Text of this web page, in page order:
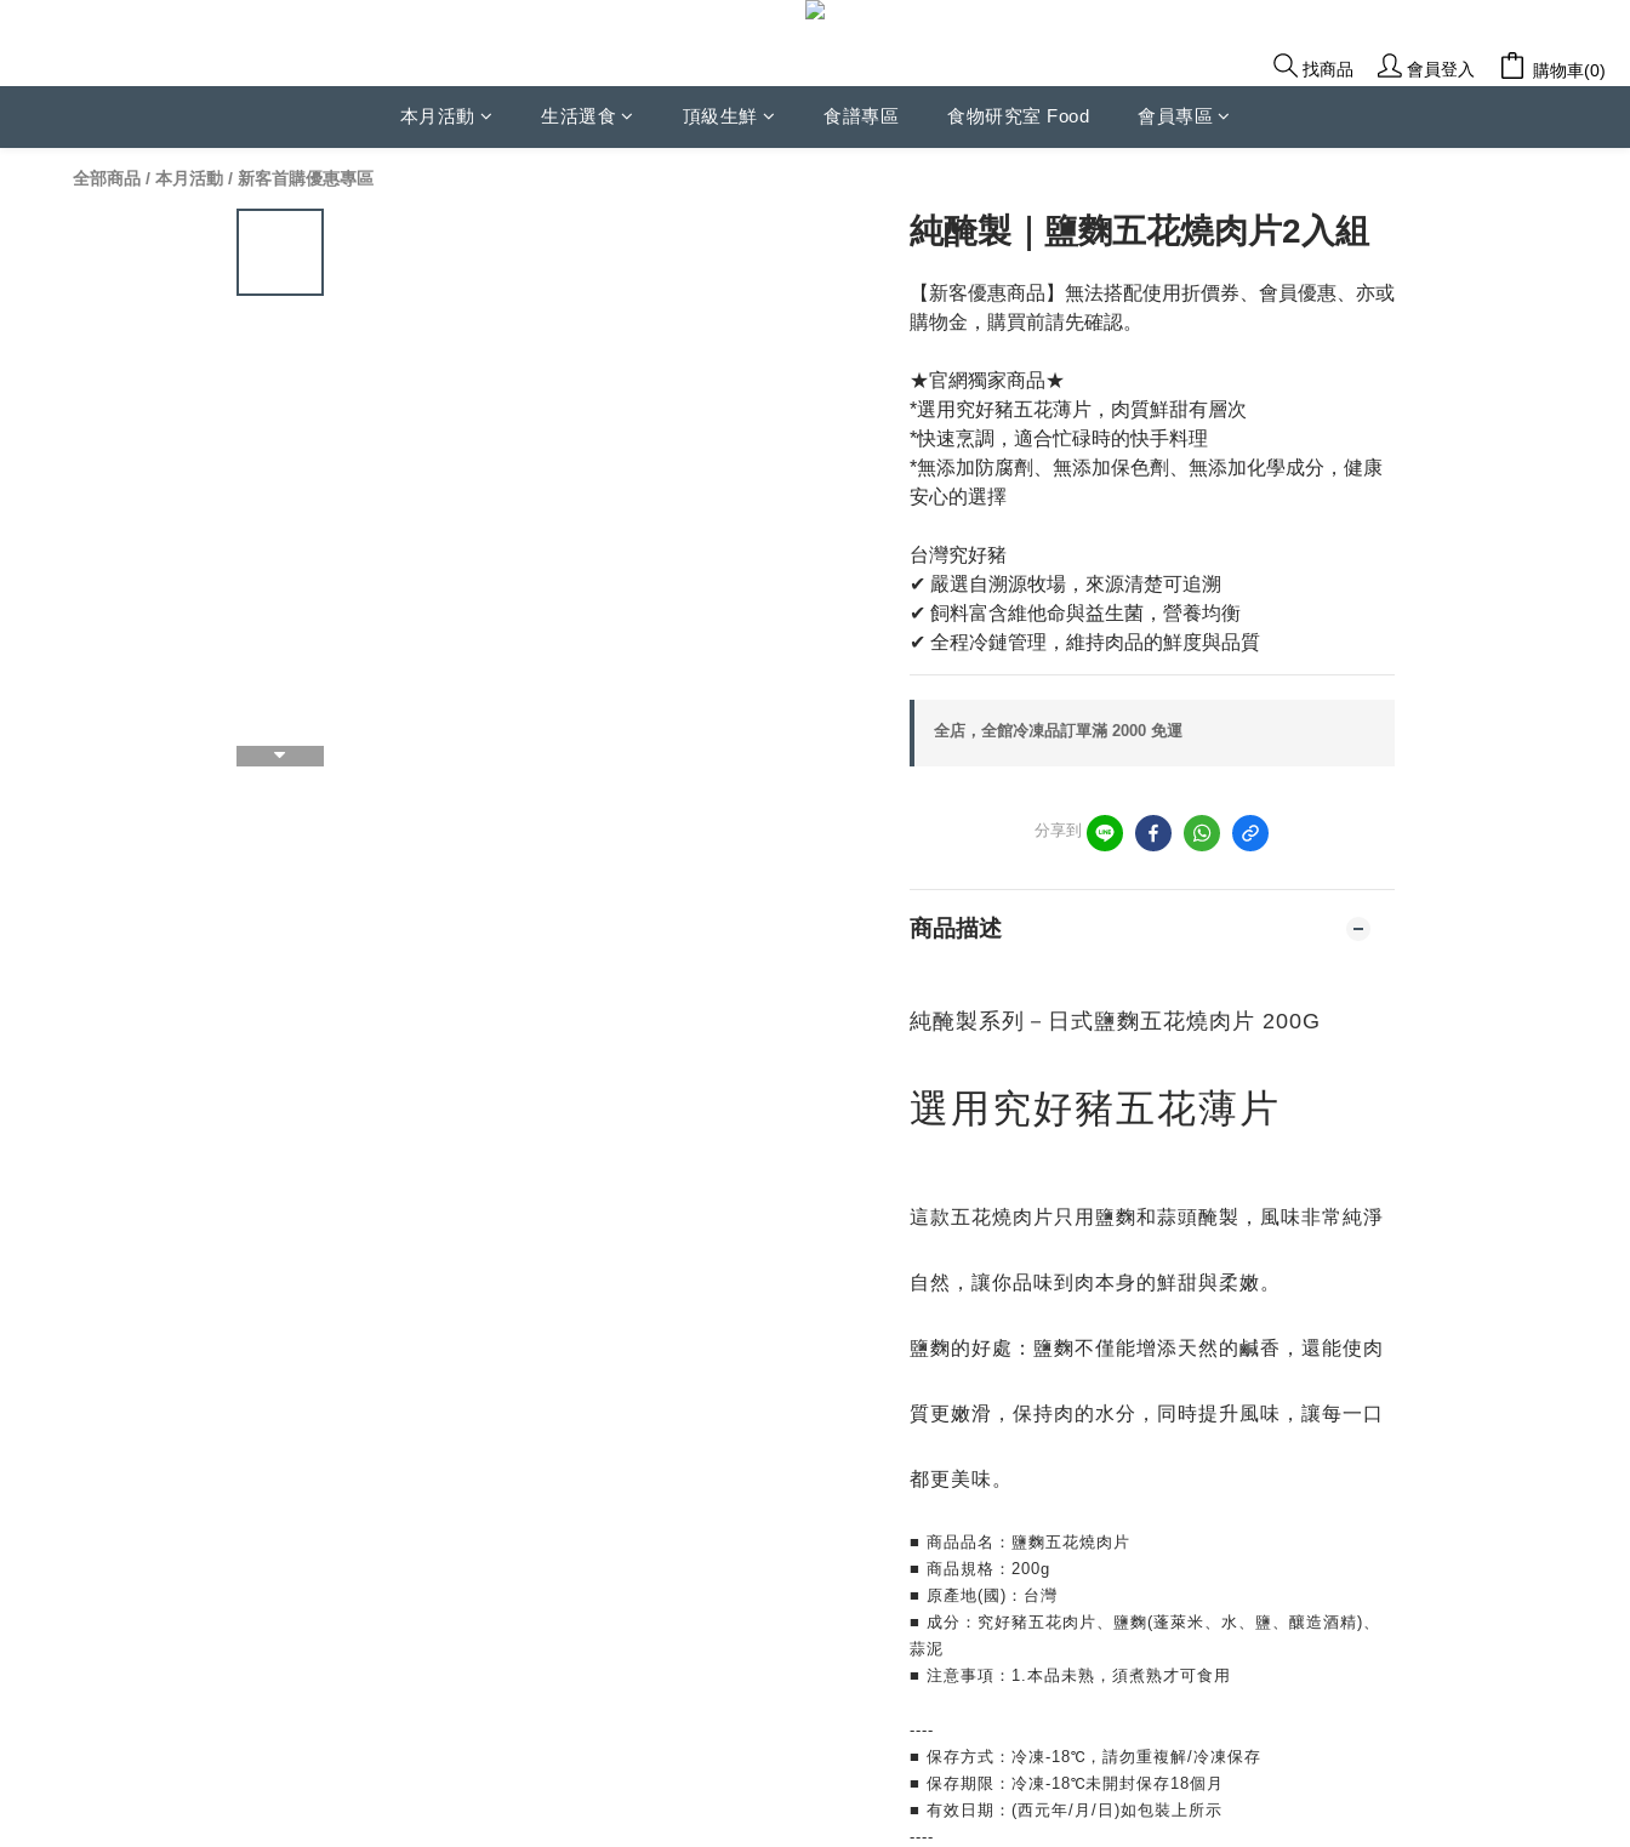
找商品 會員登入 購物車(0)
本月活動 生活選食 頂級生鮮 食譜專區 食物研究室 Food 會員專區
全部商品 / 本月活動 / 新客首購優惠專區
純醃製｜鹽麴五花燒肉片2入組
【新客優惠商品】無法搭配使用折價券、會員優惠、亦或
購物金，購買前請先確認。
★官網獨家商品★
*選用究好豬五花薄片，肉質鮮甜有層次
*快速烹調，適合忙碌時的快手料理
*無添加防腐劑、無添加保色劑、無添加化學成分，健康
安心的選擇
台灣究好豬
✔ 嚴選自溯源牧場，來源清楚可追溯
✔ 飼料富含維他命與益生菌，營養均衡
✔ 全程冷鏈管理，維持肉品的鮮度與品質
全店，全館冷凍品訂單滿 2000 免運
分享到
商品描述
純醃製系列－日式鹽麴五花燒肉片 200G
選用究好豬五花薄片
這款五花燒肉片只用鹽麴和蒜頭醃製，風味非常純淨
自然，讓你品味到肉本身的鮮甜與柔嫩。
鹽麴的好處：鹽麴不僅能增添天然的鹹香，還能使肉
質更嫩滑，保持肉的水分，同時提升風味，讓每一口
都更美味。
■ 商品品名：鹽麴五花燒肉片
■ 商品規格：200g
■ 原產地(國)：台灣
■ 成分：究好豬五花肉片、鹽麴(蓬萊米、水、鹽、釀造酒精)、
蒜泥
■ 注意事項：1.本品未熟，須煮熟才可食用
----
■ 保存方式：冷凍-18℃，請勿重複解/冷凍保存
■ 保存期限：冷凍-18℃未開封保存18個月
■ 有效日期：(西元年/月/日)如包裝上所示
----